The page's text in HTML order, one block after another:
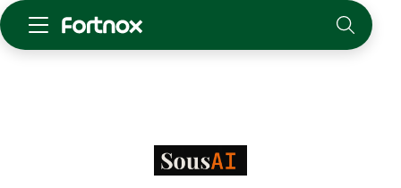
För redovisningsbyrån
Kunskap & inspiration